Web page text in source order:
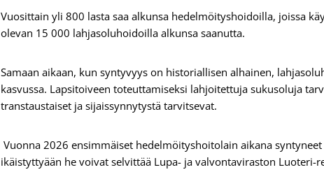
Vuosittain yli 800 lasta saa alkunsa hedelmöityshoidoilla, joissa
olevan 15 000 lahjasoluhoidoilla alkunsa saanutta.
Samaan aikaan, kun syntyvyys on historiallisen alhainen,
kasvussa. Lapsitoiveen toteuttamiseksi lahjoitettuja sukusoluja
transtaustaiset ja sijaissynnytystä tarvitsevat.
Vuonna 2026 ensimmäiset hedelmöityshoitolain aikana
ikäistyttyään he voivat selvittää Lupa- ja valvontaviraston